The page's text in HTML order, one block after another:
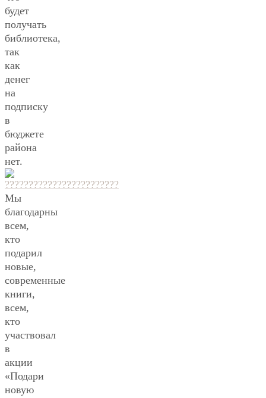
будет
получать
библиотека,
так
как
денег
на
подписку
в
бюджете
района
нет.
Мы
благодарны
всем,
кто
подарил
новые,
современные
книги,
всем,
кто
участвовал
в
акции
«Подари
новую